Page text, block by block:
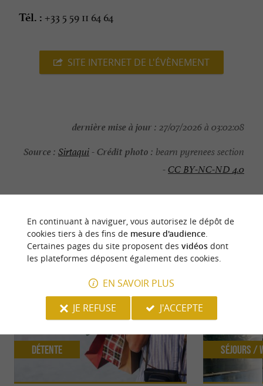
Tél. : +33 5 59 11 64 64
SITE INTERNET DE L'ÉVÈNEMENT
dernière mise à jour : 27/07/2026 à 03:02:08
Source : Sirtaqui-Crédit photo : bearn pyrenees section
-CC BY-NC-ND 4.0
NOUS AVONS TESTÉPOUR VOUS
Détente Séjours /
En continuant à naviguer, vous autorisez le dépôt de
cookies tiers à des fins de mesure d'audience.
Certaines pages du site proposent des vidéosdont
les plateformes déposent également des cookies.
EN SAVOIR PLUS
JE REFUSE
J'ACCEPTE